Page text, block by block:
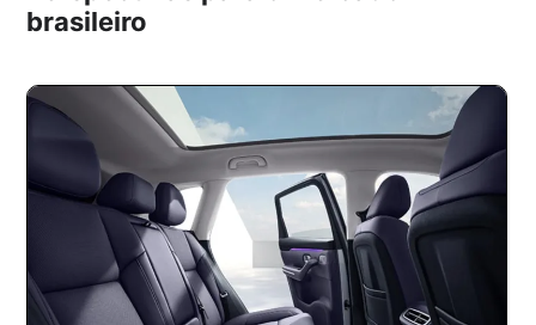
brasileiro